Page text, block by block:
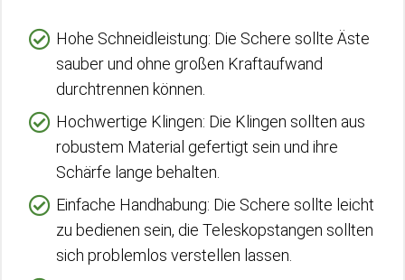
Hohe Schneidleistung: Die Schere sollte Äste
sauber und ohne großen Kraftaufwand
durchtrennen können.
Hochwertige Klingen: Die Klingen sollten aus
robustem Material gefertigt sein und ihre
Schärfe lange behalten.
Einfache Handhabung: Die Schere sollte leicht
zu bedienen sein, die Teleskopstangen sollten
sich problemlos verstellen lassen.